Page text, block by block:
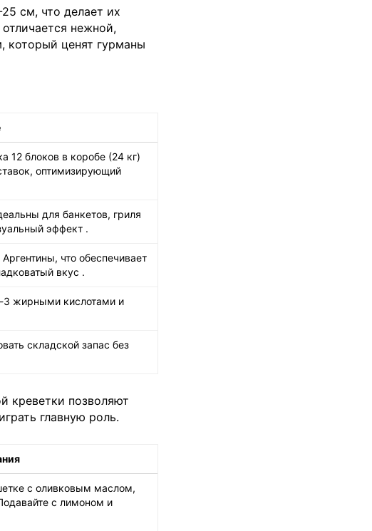
см, что делает их
нежной,
который ценят гурманы
12 блоков в коробе (24 кг)
оптимизирующий
для банкетов, гриля
эффект .
что обеспечивает
вкус .
3 жирными кислотами и
складской запас без
креветки позволяют
главную роль.
с оливковым маслом,
с лимоном и